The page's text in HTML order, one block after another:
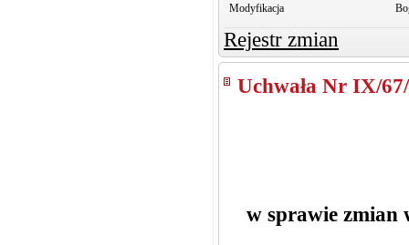
Modyfikacja
Rejestr zmian
Uchwała Nr IX/
w sprawie zmian